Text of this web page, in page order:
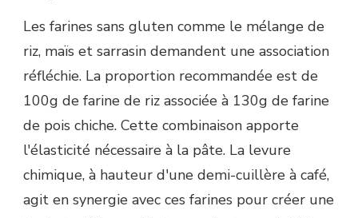
Les farines sans gluten comme le mélange de
riz, maïs et sarrasin demandent une association
réfléchie. La proportion recommandée est de
100g de farine de riz associée à 130g de farine
de pois chiche. Cette combinaison apporte
l'élasticité nécessaire à la pâte. La levure
chimique, à hauteur d'une demi-cuillère à café,
agit en synergie avec ces farines pour créer une